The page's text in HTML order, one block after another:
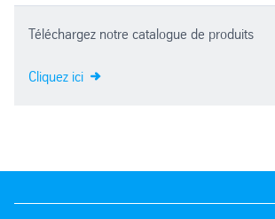
Téléchargez notre catalogue de produits
Cliquez ici